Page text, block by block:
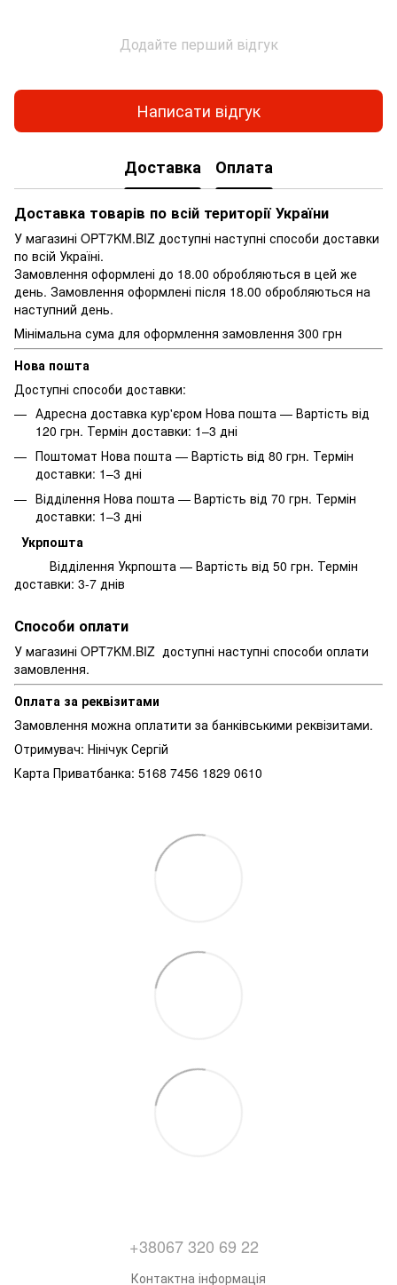
Додайте перший відгук
Написати відгук
Доставка Оплата
Доставка товарів по всій території України
У магазині OPT7KM.BIZ доступні наступні способи доставки
по всій Україні.
Замовлення оформлені до 18.00 обробляються в цей же
день. Замовлення оформлені після 18.00 обробляються на
наступний день.
Мінімальна сума для оформлення замовлення 300 грн
Нова пошта
Доступні способи доставки:
Адресна доставка кур'єром Нова пошта — Вартість від
120 грн. Термін доставки: 1–3 дні
Поштомат Нова пошта — Вартість від 80 грн. Термін
доставки: 1–3 дні
Відділення Нова пошта — Вартість від 70 грн. Термін
доставки: 1–3 дні
Укрпошта
Відділення Укрпошта — Вартість від 50 грн. Термін
доставки: 3-7 днів
Способи оплати
У магазині OPT7KM.BIZ доступні наступні способи оплати
замовлення.
Оплата за реквізитами
Замовлення можна оплатити за банківськими реквізитами.
Отримувач: Нінічук Сергій
Карта Приватбанка: 5168 7456 1829 0610
+38067 320 69 22
Контактна інформація